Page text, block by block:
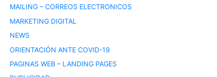
MAILING – CORREOS ELECTRONICOS
MARKETING DIGITAL
NEWS
ORIENTACIÓN ANTE COVID-19
PAGINAS WEB – LANDING PAGES